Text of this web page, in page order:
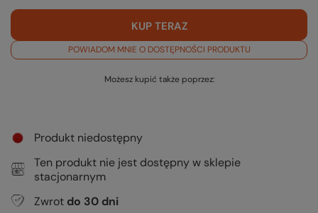
KUP TERAZ
POWIADOM MNIE O DOSTĘPNOŚCI PRODUKTU
Możesz kupić także poprzez:
Produkt niedostępny
Ten produkt nie jest dostępny w sklepie
stacjonarnym
Zwrot do 30 dni